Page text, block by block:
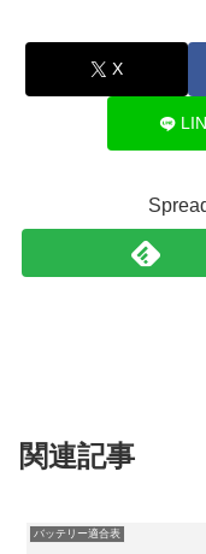
X
関連記事
バッテリー適合表